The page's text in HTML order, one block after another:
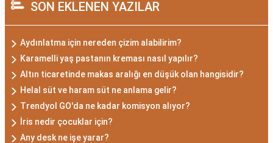
SON EKLENEN YAZILAR
Aydınlatma için nereden çizim alabilirim?
Karamelli yaş pastanın kreması nasıl yapılır?
Altın ticaretinde makas aralığı en düşük olan hangisidir?
Helal süt ve haram süt ne anlama gelir?
Trendyol GO'da ne kadar komisyon alıyor?
İris nedir çocuklar için?
Any desk ne işe yarar?